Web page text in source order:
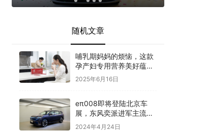
随机文章
哺乳期妈妈的烦恼，这款
孕产妇专用营养美好蕴育
润康乳母营养包都接住了
2025年6月16日
eπ008即将登陆北京车
展，东风奕派进军主流大
型SUV市场
2024年4月24日